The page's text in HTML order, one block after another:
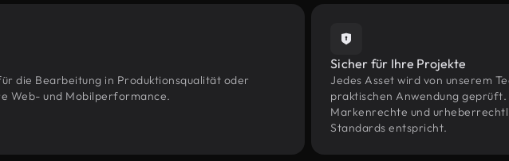
die Bearbeitung in Produktionsqualität oder
Web- und Mobilperformance.
Sicher für Ihre Projekte
Jedes Asset wird von unserem
praktischen Anwendung
Markenrechte und
Standards entspricht.